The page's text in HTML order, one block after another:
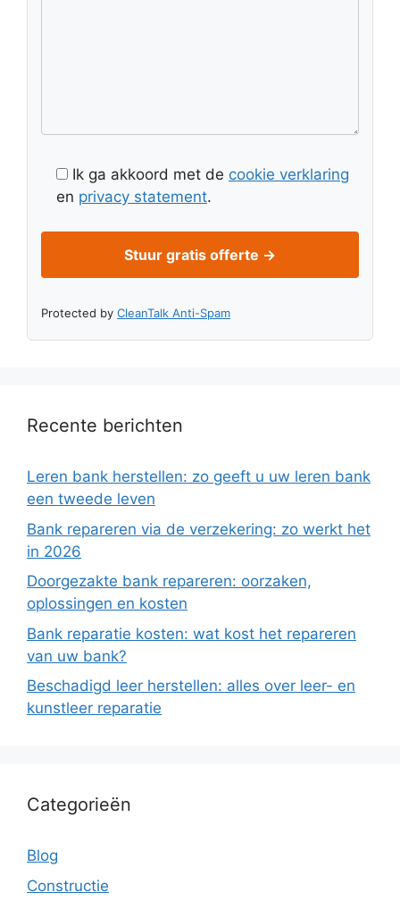
Ik ga akkoord met de cookie verklaring
en privacy statement.
Protected by CleanTalk Anti-Spam
Recente berichten
Leren bank herstellen: zo geeft u uw leren bank
een tweede leven
Bank repareren via de verzekering: zo werkt het
in 2026
Doorgezakte bank repareren: oorzaken,
oplossingen en kosten
Bank reparatie kosten: wat kost het repareren
van uw bank?
Beschadigd leer herstellen: alles over leer- en
kunstleer reparatie
Categorieën
Blog
Constructie